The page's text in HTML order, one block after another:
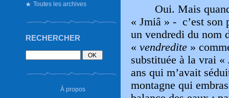
Toutes les archives
RECHERCHER
À propos
Oui. Mais
« Jmiâ » - c’est son
un vendredi du nom
« vendredite »
substituée à la vrai
ans qui m’avait
montagne qui